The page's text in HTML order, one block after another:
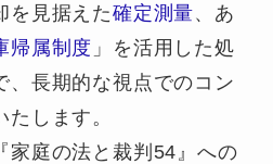
を見据えた確定測量、あ
帰属制度 」を活用した処
、長期的な視点でのコン
します。
家庭の法と裁判54』への